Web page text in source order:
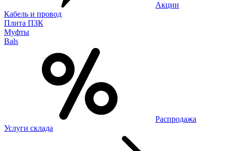
Акции
Кабель и провод
Плита ПЗК
Муфты
Bals
Распродажа
Услуги склада